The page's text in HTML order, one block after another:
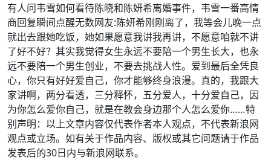
有人问韦雪如何看待陈晓和陈妍希离婚事件，韦雪一番高情
商回复瞬间点醒无数网友:陈妍希刚刚离了，我等会儿晚一点
就出去跟她吃饭，她如果愿意我讲我再讲，不愿意咱就不讲
了好不好？其实我觉得女生永远不要陪一个男生长大，也永
远不要陪一个男生创业，不要去挑战人性。爱到最后全凭良
心，你只有好好爱自己，你才能够终身浪漫。真的，我跟大
家讲啊，两分看透，三分释怀，五分爱人，十分爱自己，因
为你怎么爱你自己，就是在教会身边那个人怎么爱你……特
别声明：以上文章内容仅代表作者本人观点，不代表新浪网
观点或立场。如有关于作品内容、版权或其它问题请于作品
发表后的30日内与新浪网联系。